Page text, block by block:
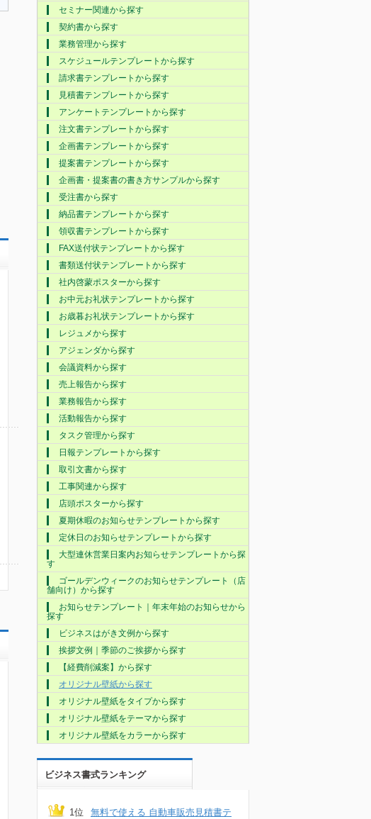
セミナー関連から探す
契約書から探す
業務管理から探す
スケジュールテンプレートから探す
請求書テンプレートから探す
見積書テンプレートから探す
アンケートテンプレートから探す
注文書テンプレートから探す
企画書テンプレートから探す
提案書テンプレートから探す
企画書・提案書の書き方サンプルから探す
受注書から探す
納品書テンプレートから探す
領収書テンプレートから探す
FAX送付状テンプレートから探す
書類送付状テンプレートから探す
社内啓蒙ポスターから探す
お中元お礼状テンプレートから探す
お歳暮お礼状テンプレートから探す
レジュメから探す
アジェンダから探す
会議資料から探す
売上報告から探す
業務報告から探す
活動報告から探す
タスク管理から探す
日報テンプレートから探す
取引文書から探す
工事関連から探す
店頭ポスターから探す
夏期休暇のお知らせテンプレートから探す
定休日のお知らせテンプレートから探す
大型連休営業日案内お知らせテンプレートから探
す
ゴールデンウィークのお知らせテンプレート（店
舗向け）から探す
お知らせテンプレート｜年末年始のお知らせから
探す
ビジネスはがき文例から探す
挨拶文例｜季節のご挨拶から探す
【経費削減案】から探す
オリジナル壁紙から探す
オリジナル壁紙をタイプから探す
オリジナル壁紙をテーマから探す
オリジナル壁紙をカラーから探す
ビジネス書式ランキング
1位
無料で使える 自動車販売見積書テ